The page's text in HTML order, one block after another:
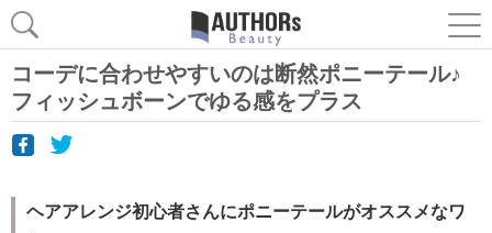
コーデに合わせやすいのは断然ポニーテール♪
フィッシュボーンでゆる感をプラス
ヘアアレンジ初心者さんにポニーテールがオススメなワ